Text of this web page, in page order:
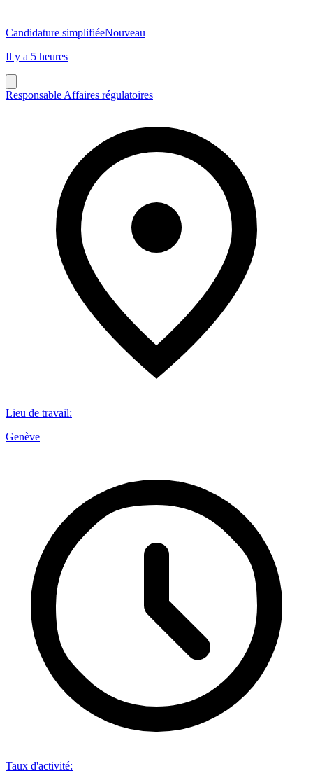
Candidature simplifiéeNouveau
Il y a 5 heures
Responsable Affaires régulatoires
Lieu de travail:
Genève
Taux d'activité: